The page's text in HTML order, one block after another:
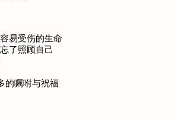
易受伤的生命
了照顾自己
的嘱咐与祝福